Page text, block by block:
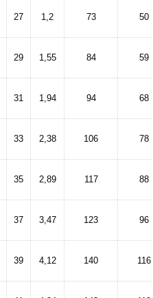
27 1,2 73 50
29 1,55 84 59
31 1,94 94 68
33 2,38 106 78
35 2,89 117 88
37 3,47 123 96
39 4,12 140 116